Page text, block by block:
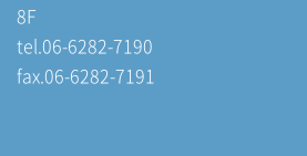
8F
tel.06-6282-7190
fax.06-6282-7191